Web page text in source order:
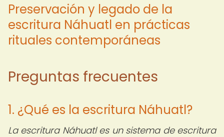
Preservación y legado de la
escritura Náhuatl en prácticas
rituales contemporáneas
Preguntas frecuentes
1. ¿Qué es la escritura Náhuatl?
La escritura Náhuatl es un sistema de escritura